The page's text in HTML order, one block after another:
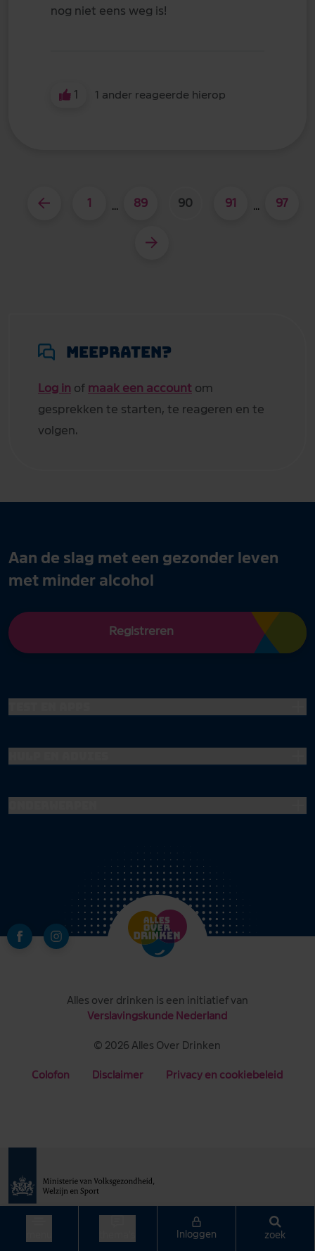
Inloggen zoek
nog niet eens weg is!
1 1 ander reageerde hierop
1 ... 89 90 91 ... 97
Meepraten?
Log in of maak een account om
gesprekken te starten, te reageren en te
volgen.
Aan de slag met een gezonder leven
met minder alcohol
Registreren
© 2026 Alles Over Drinken
Alles over drinken is een initiatief van
Verslavingskunde Nederland
Colofon Disclaimer Privacy en cookiebeleid
Gerealiseerd in samenwerking met het
Ministerie van